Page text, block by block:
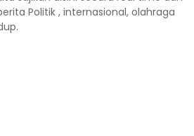
Politik , internasional, olahraga